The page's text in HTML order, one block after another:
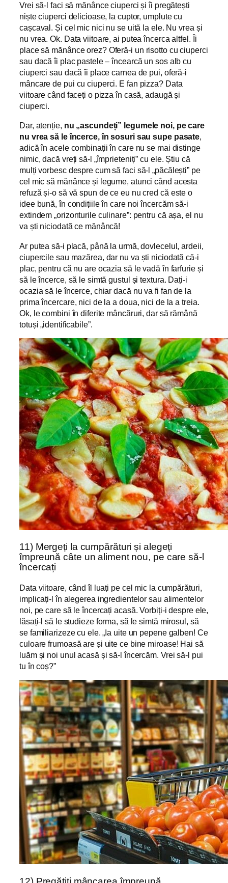
Vrei să-l faci să mănânce ciuperci și îi pregătești
niște ciuperci delicioase, la cuptor, umplute cu
cașcaval. Și cel mic nici nu se uită la ele. Nu vrea și
nu vrea. Ok. Data viitoare, ai putea încerca altfel. Îi
place să mănânce orez? Oferă-i un risotto cu ciuperci
sau dacă îi plac pastele – încearcă un sos alb cu
ciuperci sau dacă îi place carnea de pui, oferă-i
mâncare de pui cu ciuperci. E fan pizza? Data
viitoare când faceți o pizza în casă, adaugă și
ciuperci.
Dar, atenție, nu „ascundeți” legumele noi, pe care
nu vrea să le încerce, în sosuri sau supe pasate,
adică în acele combinații în care nu se mai distinge
nimic, dacă vreți să-l „împrieteniți” cu ele. Știu că
mulți vorbesc despre cum să faci să-l „păcălești” pe
cel mic să mănânce și legume, atunci când acesta
refuză și-o să vă spun de ce eu nu cred că este o
idee bună, în condițiile în care noi încercăm să-i
extindem „orizonturile culinare”: pentru că așa, el nu
va ști niciodată ce mănâncă!
Ar putea să-i placă, până la urmă, dovlecelul, ardeii,
ciupercile sau mazărea, dar nu va ști niciodată că-i
plac, pentru că nu are ocazia să le vadă în farfurie și
să le încerce, să le simtă gustul și textura. Dați-i
ocazia să le încerce, chiar dacă nu va fi fan de la
prima încercare, nici de la a doua, nici de la a treia.
Ok, le combini în diferite mâncăruri, dar să rămână
totuși „identificabile”.
11) Mergeți la cumpărături și alegeți
împreună câte un aliment nou, pe care să-l
încercați
Data viitoare, când îl luați pe cel mic la cumpărături,
implicați-l în alegerea ingredientelor sau alimentelor
noi, pe care să le încercați acasă. Vorbiți-i despre ele,
lăsați-l să le studieze forma, să le simtă mirosul, să
se familiarizeze cu ele. „Ia uite un pepene galben! Ce
culoare frumoasă are și uite ce bine miroase! Hai să
luăm și noi unul acasă și să-l încercăm. Vrei să-l pui
tu în coș?”